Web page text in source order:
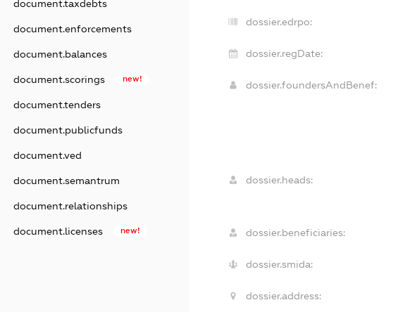
document.taxdebts
document.enforcements
document.balances
document.scorings new!
document.tenders
document.publicfunds
document.ved
document.semantrum
document.relationships
document.licenses new!
dossier.edrpo:
dossier.regDate:
dossier.foundersAndBenef:
dossier.heads:
dossier.beneficiaries:
dossier.smida:
dossier.address: